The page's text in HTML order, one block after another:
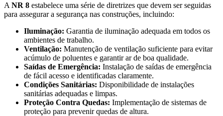
A NR 8 estabelece uma série de diretrizes que devem ser seguidas
para assegurar a segurança nas construções, incluindo:
Iluminação: Garantia de iluminação adequada em todos os
ambientes de trabalho.
Ventilação: Manutenção de ventilação suficiente para evitar
acúmulo de poluentes e garantir ar de boa qualidade.
Saídas de Emergência: Instalação de saídas de emergência
de fácil acesso e identificadas claramente.
Condições Sanitárias: Disponibilidade de instalações
sanitárias adequadas e limpas.
Proteção Contra Quedas: Implementação de sistemas de
proteção para prevenir quedas de altura.